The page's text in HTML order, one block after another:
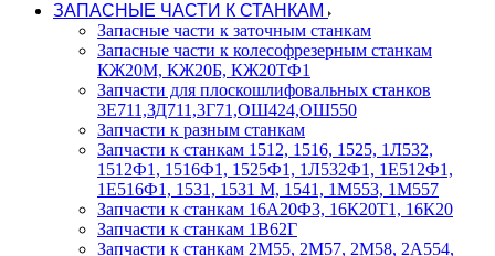
ЗАПАСНЫЕ ЧАСТИ К СТАНКАМ
Запасные части к заточным станкам
Запасные части к колесофрезерным станкам
КЖ20М, КЖ20Б, КЖ20ТФ1
Запчасти для плоскошлифовальных станков
3Е711,ЗД711,3Г71,ОШ424,ОШ550
Запчасти к разным станкам
Запчасти к станкам 1512, 1516, 1525, 1Л532,
1512Ф1, 1516Ф1, 1525Ф1, 1Л532Ф1, 1Е512Ф1,
1Е516Ф1, 1531, 1531 М, 1541, 1М553, 1М557
Запчасти к станкам 16А20Ф3, 16К20Т1, 16К20
Запчасти к станкам 1В62Г
Запчасти к станкам 2М55, 2М57, 2М58, 2А554,